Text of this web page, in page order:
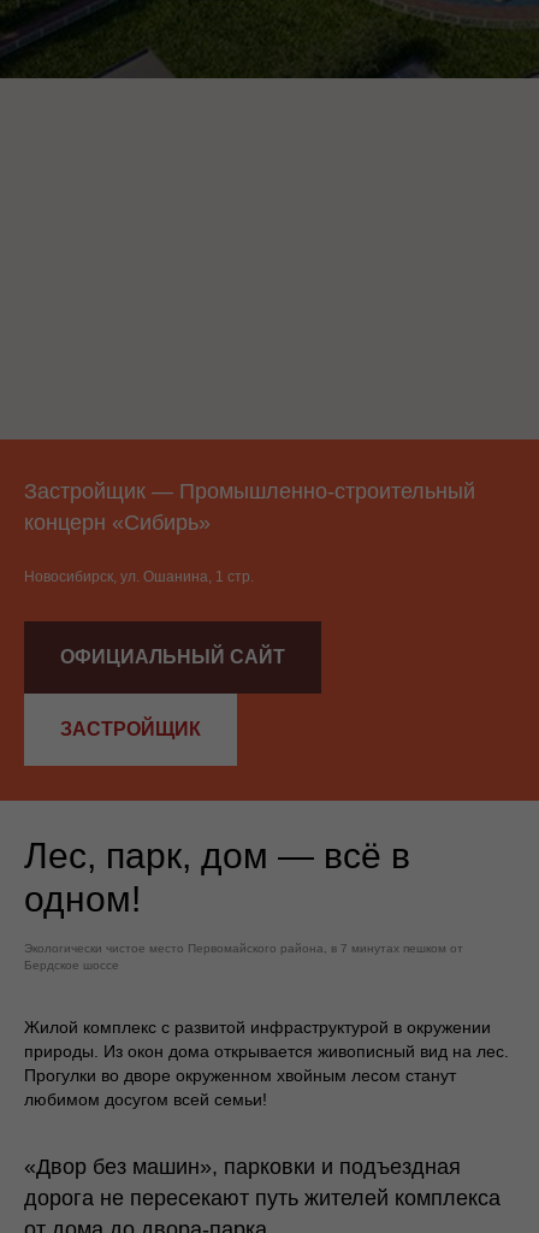
Застройщик — Промышленно-строительный
концерн «Сибирь»
Новосибирск, ул. Ошанина, 1 стр.
ОФИЦИАЛЬНЫЙ САЙТ
ЗАСТРОЙЩИК
Лес, парк, дом — всё в
одном!
Экологически чистое место Первомайского района, в 7 минутах пешком от
Бердское шоссе
Жилой комплекс с развитой инфраструктурой в окружении
природы. Из окон дома открывается живописный вид на лес.
Прогулки во дворе окруженном хвойным лесом станут
любимом досугом всей семьи!
«Двор без машин», парковки и подъездная
дорога не пересекают путь жителей комплекса